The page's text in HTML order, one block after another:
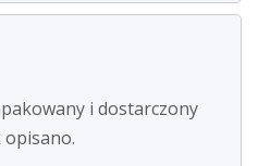
i dostarczony
opisano.